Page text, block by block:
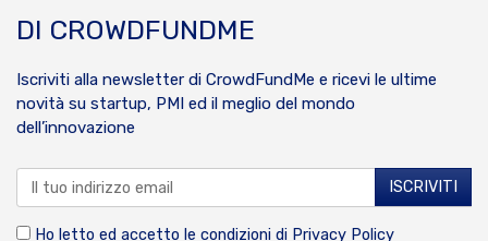
DI CROWDFUNDME
Iscriviti alla newsletter di CrowdFundMe e ricevi le ultime
novità su startup, PMI ed il meglio del mondo
dell’innovazione
Ho letto ed accetto le condizioni di Privacy Policy